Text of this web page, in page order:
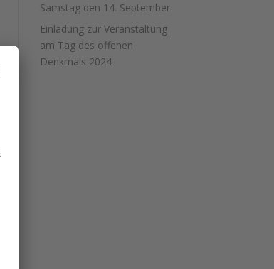
Samstag den 14. September
Einladung zur Veranstaltung
am Tag des offenen
Denkmals 2024